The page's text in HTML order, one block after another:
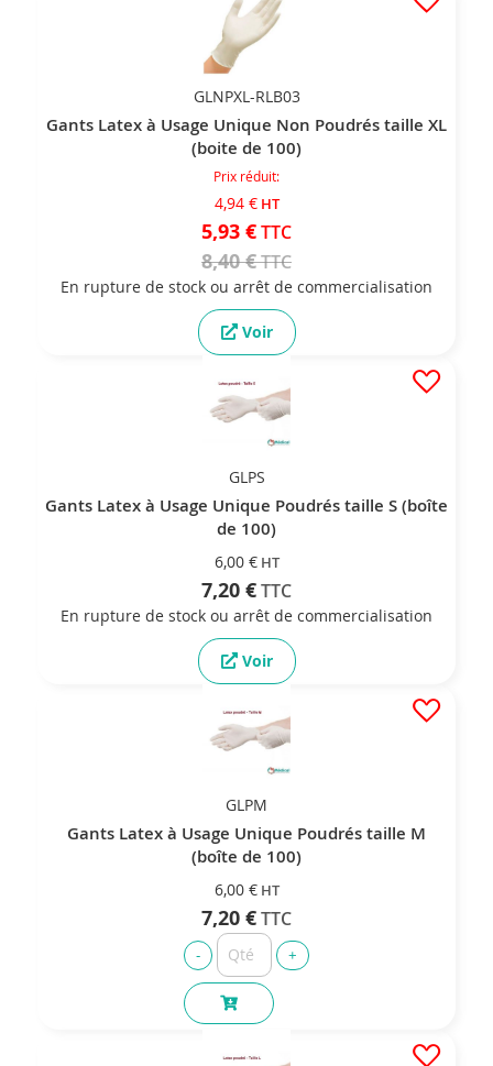
GLNPXL-RLB03
Gants Latex à Usage Unique Non Poudrés taille XL
(boite de 100)
Prix réduit
4,94 €
5,93 €
8,40 €
En rupture de stock ou arrêt de commercialisation
Voir
GLPS
Gants Latex à Usage Unique Poudrés taille S (boîte
de 100)
6,00 €
7,20 €
En rupture de stock ou arrêt de commercialisation
Voir
GLPM
Gants Latex à Usage Unique Poudrés taille M
(boîte de 100)
6,00 €
7,20 €